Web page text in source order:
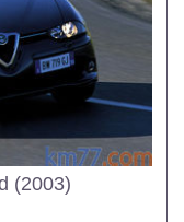
(2003)